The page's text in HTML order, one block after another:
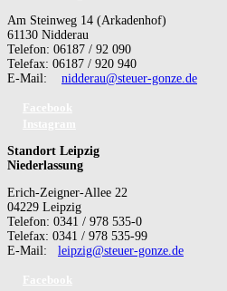
Am Steinweg 14 (Arkadenhof)
61130 Nidderau
Telefon: 06187 / 92 090
Telefax: 06187 / 920 940
E-Mail: nidderau@steuer-gonze.de
Standort Leipzig
Niederlassung
Erich-Zeigner-Allee 22
04229 Leipzig
Telefon: 0341 / 978 535-0
Telefax: 0341 / 978 535-99
E-Mail: leipzig@steuer-gonze.de